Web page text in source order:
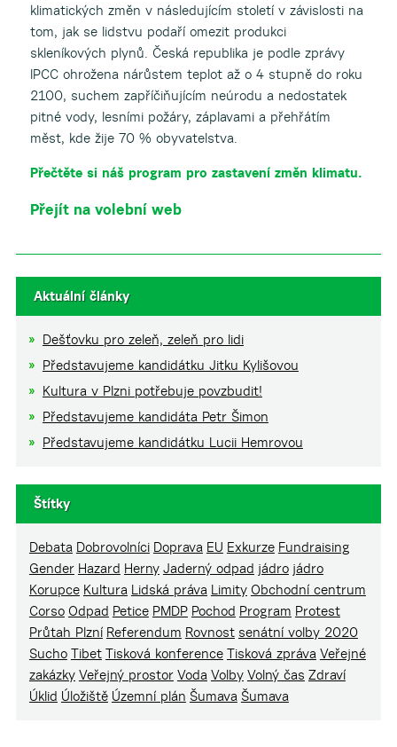
klimatických změn v následujícím století v závislosti na
tom, jak se lidstvu podaří omezit produkci
skleníkových plynů. Česká republika je podle zprávy
IPCC ohrožena nárůstem teplot až o 4 stupně do roku
2100, suchem zapříčiňujícím neúrodu a nedostatek
pitné vody, lesními požáry, záplavami a přehřátím
měst, kde žije 70 % obyvatelstva.
Přečtěte si náš program pro zastavení změn klimatu.
Přejít na volební web
Aktuální články
Dešťovku pro zeleň, zeleň pro lidi
Představujeme kandidátku Jitku Kylišovou
Kultura v Plzni potřebuje povzbudit!
Představujeme kandidáta Petr Šimon
Představujeme kandidátku Lucii Hemrovou
Štítky
Debata Dobrovolníci Doprava EU Exkurze Fundraising
Gender Hazard Herny Jaderný odpad jádro jádro
Korupce Kultura Lidská práva Limity Obchodní centrum
Corso Odpad Petice PMDP Pochod Program Protest
Průtah Plzní Referendum Rovnost senátní volby 2020
Sucho Tibet Tisková konference Tisková zpráva Veřejné
zakázky Veřejný prostor Voda Volby Volný čas Zdraví
Úklid Úložiště Územní plán Šumava Šumava